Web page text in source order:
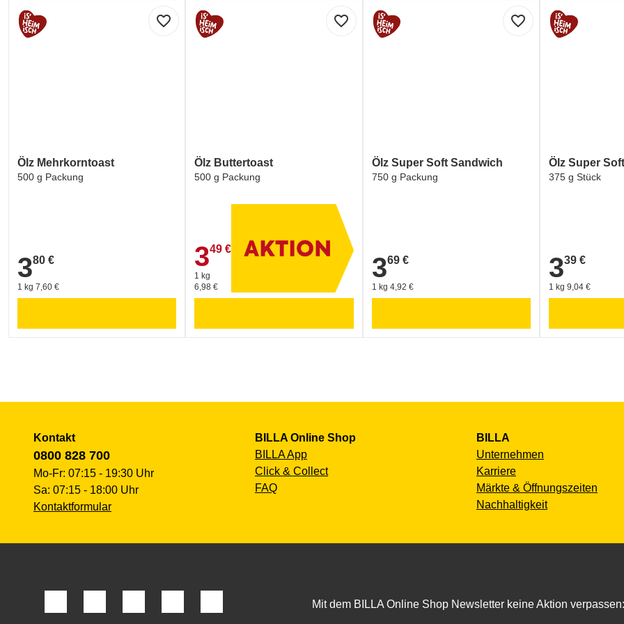
favorite_border
Ölz Mehrkorntoast
500 g Packung
3,80 €
380 €
1 kg 7,60 €
favorite_border
Ölz Buttertoast
500 g Packung
3,49 €
349 €
1 kg
6,98 €
favorite_border
Ölz Super Soft Sandwich
750 g Packung
3,69 €
369 €
1 kg 4,92 €
Ölz Super
375 g Stück
3,39 €
339 €
1 kg 9,04 €
Kontakt
0800 828 700
Mo-Fr: 07:15 - 19:30 Uhr
Sa: 07:15 - 18:00 Uhr
Kontaktformular
BILLA Online Shop
BILLA App
Click & Collect
FAQ
BILLA
Unternehmen
Karriere
Märkte & Öffnungszeiten
Nachhaltigkeit
Mit dem BILLA Online Shop Newsletter keine Aktion verpassen: